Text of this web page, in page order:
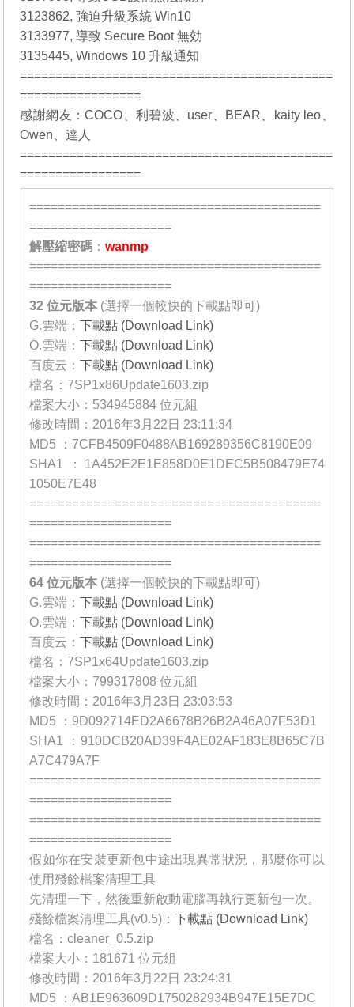
3123862, 強迫升級系統 Win10
3133977, 導致 Secure Boot 無効
3135445, Windows 10 升級通知
============================================
=================
感謝網友：COCO 利碧波 user BEAR kaity leo
Owen 、達人
============================================
=================
=========================================
====================
解壓縮密碼 ：wanmp
=========================================
====================
32 位元版本 (選擇一個較快的下載點即可)
G.雲端：下載點 (Download Link)
O.雲端：下載點 (Download Link)
百度云：下載點 (Download Link)
檔名：7SP1x86Update1603.zip
檔案大小：534945884 位元組
修改時間：2016年3月22日 23:11:34
MD5 ：7CFB4509F0488AB169289356C8190E09
SHA1 ：1A452E2E1E858D0E1DEC5B508479E74
1050E7E48
=========================================
====================
=========================================
====================
64 位元版本 (選擇一個較快的下載點即可)
G.雲端：下載點 (Download Link)
O.雲端：下載點 (Download Link)
百度云：下載點 (Download Link)
檔名：7SP1x64Update1603.zip
檔案大小：799317808 位元組
修改時間：2016年3月23日 23:03:53
MD5 ：9D092714ED2A6678B26B2A46A07F53D1
SHA1 ：910DCB20AD39F4AE02AF183E8B65C7B
A7C479A7F
=========================================
====================
=========================================
====================
假如你在安裝更新包中途出現異常狀況，那麼你可以
使用殘餘檔案清理工具
先清理一下，然後重新啟動電腦再執行更新包一次。
殘餘檔案清理工具(v0.5)：下載點 (Download Link)
檔名：cleaner_0.5.zip
檔案大小：181671 位元組
修改時間：2016年3月22日 23:24:31
MD5 ：AB1E963609D1750282934B947E15E7DC